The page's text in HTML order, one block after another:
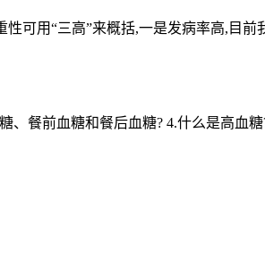
可用“三高”来概括,一是发病率高,目前
餐前血糖和餐后血糖? 4.什么是高血糖